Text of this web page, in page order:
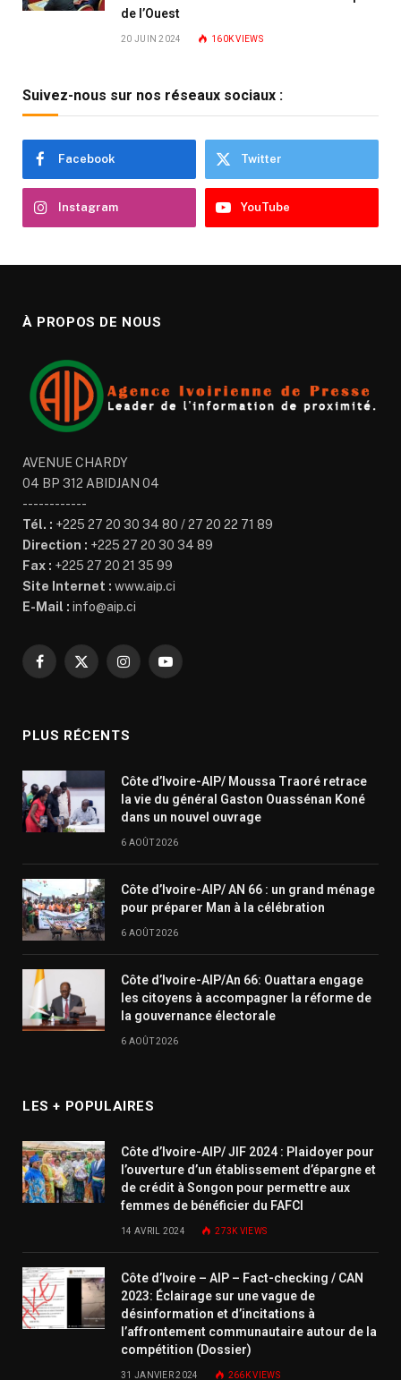
de l’Ouest
20 JUIN 2024 160KVIEWS
Suivez-nous sur nos réseaux sociaux :
Facebook Twitter
Instagram YouTube
À PROPOS DE NOUS
AVENUE CHARDY
04 BP 312 ABIDJAN 04
------------
Tél. : +225 27 20 30 34 80 / 27 20 22 71 89
Direction : +225 27 20 30 34 89
Fax : +225 27 20 21 35 99
Site Internet : www.aip.ci
E-Mail : info@aip.ci
Facebook
X
InstagramYouTube
PLUS RÉCENTS
Côte d’Ivoire-AIP/ Moussa Traoré retrace
la vie du général Gaston Ouassénan Koné
dans un nouvel ouvrage
6 AOÛT 2026
Côte d’Ivoire-AIP/ AN 66 : un grand ménage
pour préparer Man à la célébration
6 AOÛT 2026
Côte d’Ivoire-AIP/An 66: Ouattara engage
les citoyens à accompagner la réforme de
la gouvernance électorale
6 AOÛT 2026
LES + POPULAIRES
Côte d’Ivoire-AIP/ JIF 2024 : Plaidoyer pour
l’ouverture d’un établissement d’épargne et
de crédit à Songon pour permettre aux
femmes de bénéficier du FAFCI
14 AVRIL 2024 273K VIEWS
Côte d’Ivoire – AIP – Fact-checking / CAN
2023: Éclairage sur une vague de
désinformation et d’incitations à
l’affrontement communautaire autour de la
compétition (Dossier)
31 JANVIER 2024 266KVIEWS